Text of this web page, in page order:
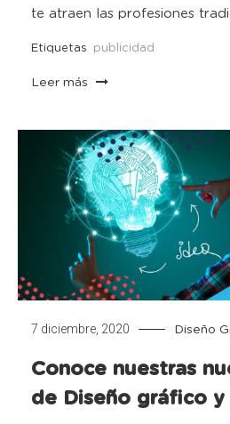
te atraen las profesiones
Etiquetas publicidad
Leer más
7 diciembre, 2020 Diseño
Conoce nuestras
de Diseño gráfico